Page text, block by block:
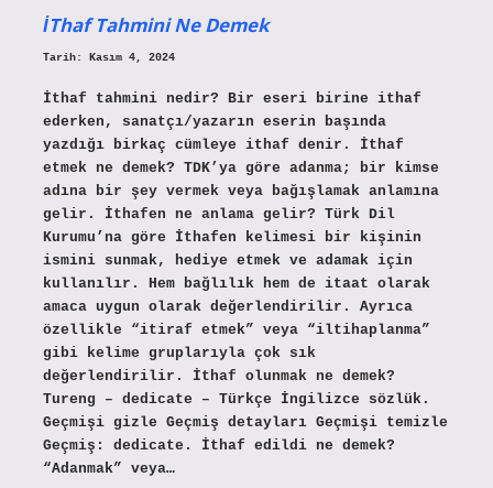
İThaf Tahmini Ne Demek
Tarih: Kasım 4, 2024
İthaf tahmini nedir? Bir eseri birine ithaf
ederken, sanatçı/yazarın eserin başında
yazdığı birkaç cümleye ithaf denir. İthaf
etmek ne demek? TDK’ya göre adanma; bir kimse
adına bir şey vermek veya bağışlamak anlamına
gelir. İthafen ne anlama gelir? Türk Dil
Kurumu’na göre İthafen kelimesi bir kişinin
ismini sunmak, hediye etmek ve adamak için
kullanılır. Hem bağlılık hem de itaat olarak
amaca uygun olarak değerlendirilir. Ayrıca
özellikle “itiraf etmek” veya “iltihaplanma”
gibi kelime gruplarıyla çok sık
değerlendirilir. İthaf olunmak ne demek?
Tureng – dedicate – Türkçe İngilizce sözlük.
Geçmişi gizle Geçmiş detayları Geçmişi temizle
Geçmiş: dedicate. İthaf edildi ne demek?
“Adanmak” veya…